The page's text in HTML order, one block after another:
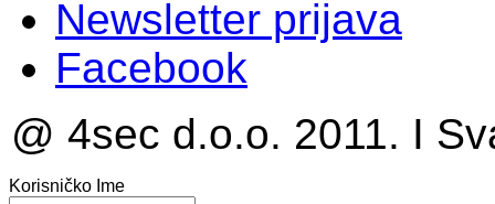
Newsletter prijava
Facebook
@ 4sec d.o.o. 2011. I
Korisničko Ime